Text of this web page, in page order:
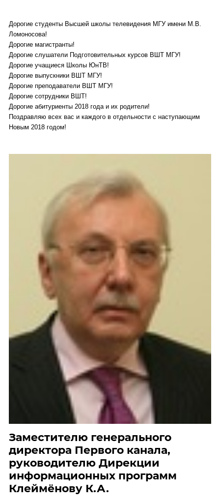
Дорогие студенты Высшей школы телевидения МГУ имени М.В.
Ломоносова!
Дорогие магистранты!
Дорогие слушатели Подготовительных курсов ВШТ МГУ!
Дорогие учащиеся Школы ЮнТВ!
Дорогие выпускники ВШТ МГУ!
Дорогие преподаватели ВШТ МГУ!
Дорогие сотрудники ВШТ!
Дорогие абитуриенты 2018 года и их родители!
Поздравляю всех вас и каждого в отдельности с наступающим
Новым 2018 годом!
Заместителю генерального
директора Первого канала,
руководителю Дирекции
информационных программ
Клеймёнову К.А.